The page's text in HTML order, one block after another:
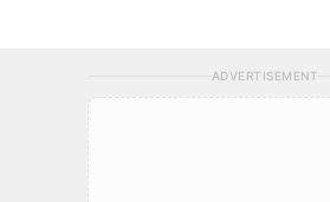
ADVERTISEMENT